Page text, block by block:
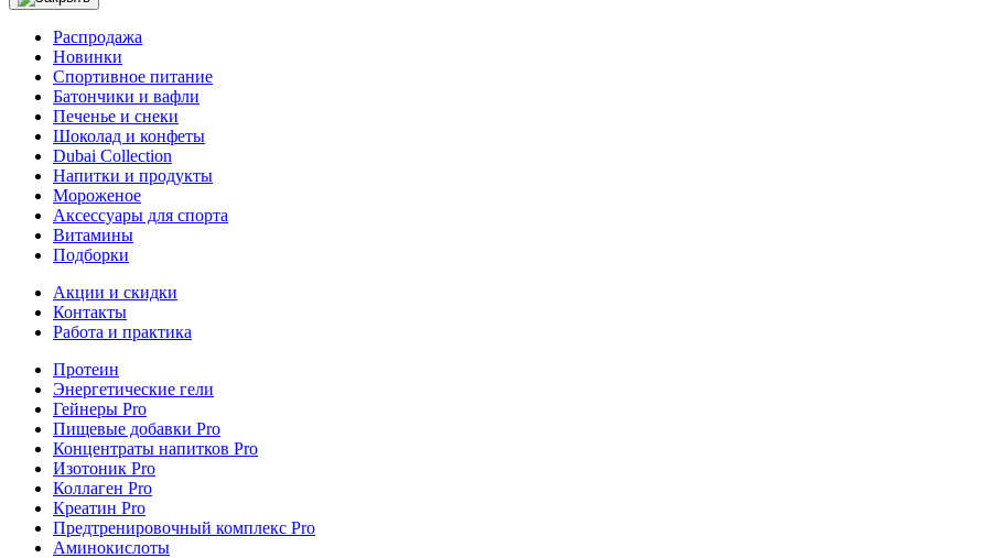
Распродажа
Новинки
Спортивное питание
Батончики и вафли
Печенье и снеки
Шоколад и конфеты
Dubai Collection
Напитки и продукты
Мороженое
Аксессуары для спорта
Витамины
Подборки
Акции и скидки
Контакты
Работа и практика
Протеин
Энергетические гели
Гейнеры Pro
Пищевые добавки Pro
Концентраты напитков Pro
Изотоник Pro
Коллаген Pro
Креатин Pro
Предтренировочный комплекс Pro
Аминокислоты